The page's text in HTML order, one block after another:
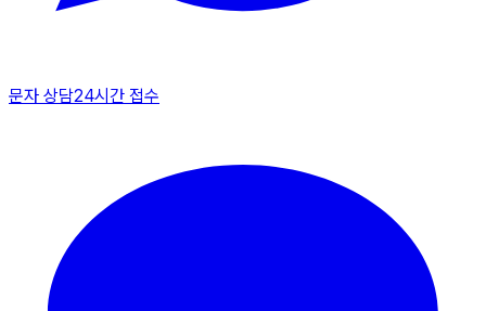
문자 상담24시간 접수